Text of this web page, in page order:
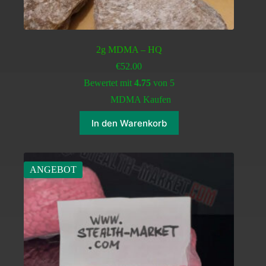
2g MDMA – HQ
€52.00
Bewertet mit 4.75von 5
MDMA Kaufen
In den Warenkorb
ANGEBOT